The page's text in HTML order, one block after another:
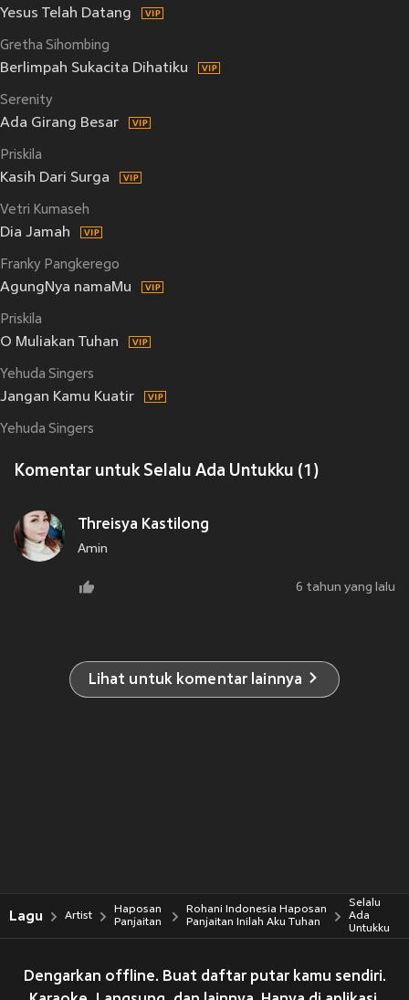
Yesus Telah Datang
Gretha Sihombing
Berlimpah Sukacita Dihatiku
Serenity
Ada Girang Besar
Priskila
Kasih Dari Surga
Vetri Kumaseh
Dia Jamah
Franky Pangkerego
AgungNya namaMu
Priskila
O Muliakan Tuhan
Yehuda Singers
Jangan Kamu Kuatir
Yehuda Singers
Komentar untuk Selalu Ada Untukku (1)
Threisya Kastilong
Amin
6 tahun yang lalu
Lihat untuk komentar lainnya
Lagu Artist
Haposan
Panjaitan
Rohani Indonesia Haposan
Panjaitan Inilah Aku Tuhan
Selalu
Ada
Untukku
Dengarkan offline. Buat daftar putar kamu sendiri.